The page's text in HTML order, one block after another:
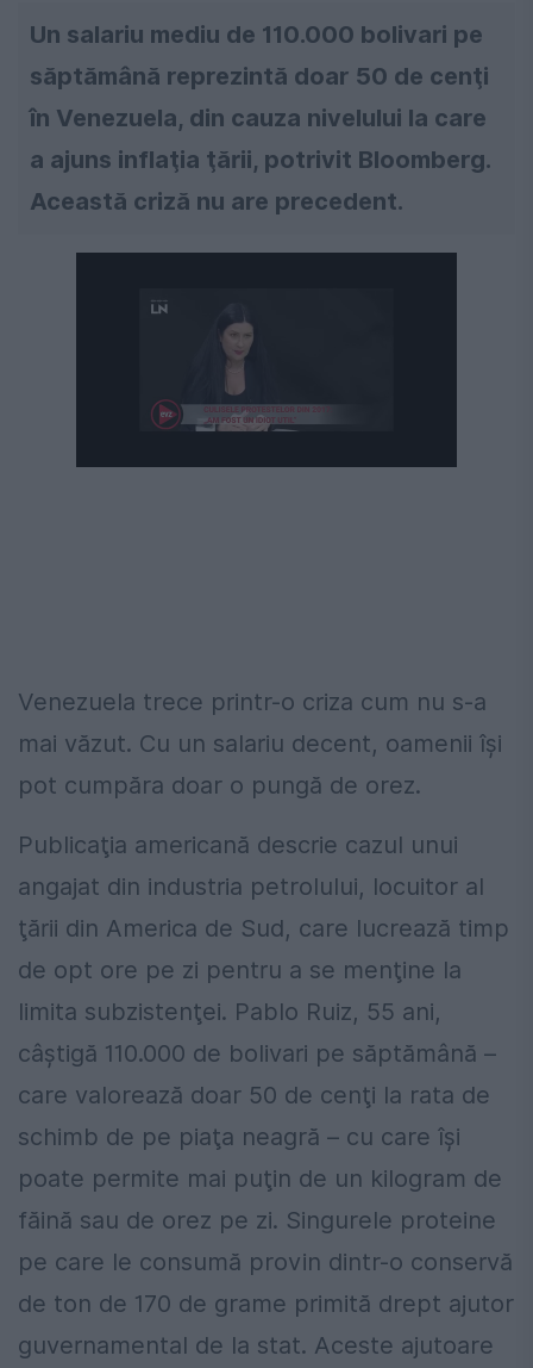
Un salariu mediu de 110.000 bolivari pe
săptămână reprezintă doar 50 de cenţi
în Venezuela, din cauza nivelului la care
a ajuns inflaţia ţării, potrivit Bloomberg.
Această criză nu are precedent.
Venezuela trece printr-o criza cum nu s-a
mai văzut. Cu un salariu decent, oamenii își
pot cumpăra doar o pungă de orez.
Publicaţia americană descrie cazul unui
angajat din industria petrolului, locuitor al
ţării din America de Sud, care lucrează timp
de opt ore pe zi pentru a se menţine la
limita subzistenţei. Pablo Ruiz, 55 ani,
câştigă 110.000 de bolivari pe săptămână –
care valorează doar 50 de cenţi la rata de
schimb de pe piaţa neagră – cu care îşi
poate permite mai puţin de un kilogram de
făină sau de orez pe zi. Singurele proteine
pe care le consumă provin dintr-o conservă
de ton de 170 de grame primită drept ajutor
guvernamental de la stat. Aceste ajutoare